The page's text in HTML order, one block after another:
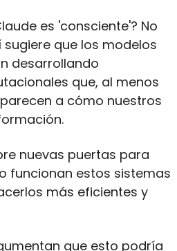
es 'consciente'? No
que los modelos
desarrollando
que, al menos
a cómo nuestros
nuevas puertas para
funcionan estos sistemas
más eficientes y
que esto podría